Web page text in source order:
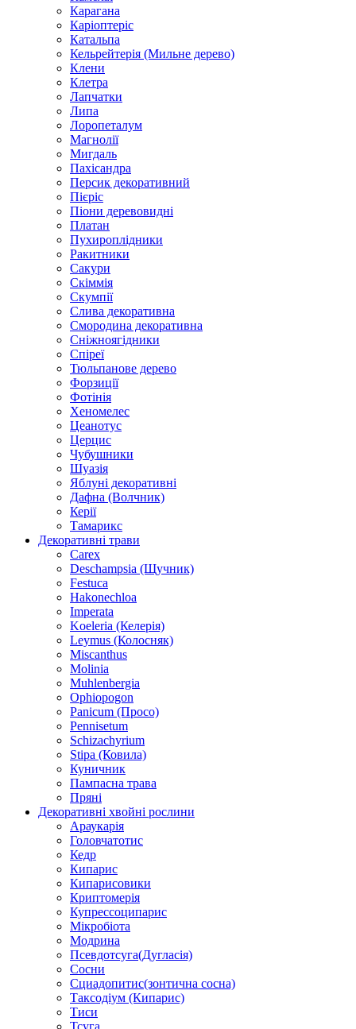
Карагана
Каріоптеріс
Катальпа
Кельрейтерія (Мильне дерево)
Клени
Клетра
Лапчатки
Липа
Лоропеталум
Магнолії
Мигдаль
Пахісандра
Персик декоративний
Пієріс
Піони деревовидні
Платан
Пухироплідники
Ракитники
Сакури
Скіммія
Скумпії
Слива декоративна
Смородина декоративна
Сніжноягідники
Спіреї
Тюльпанове дерево
Форзиції
Фотінія
Хеномелес
Цеанотус
Церцис
Чубушники
Шуазія
Яблуні декоративні
Дафна (Волчник)
Керії
Тамарикс
Декоративні трави
Carex
Deschampsia (Щучник)
Festuca
Hakonechloa
Imperata
Koeleria (Келерія)
Leymus (Колосняк)
Miscanthus
Molinia
Muhlenbergia
Ophiopogon
Panicum (Просо)
Pennisetum
Schizachyrium
Stipa (Ковила)
Куничник
Пампасна трава
Пряні
Декоративні хвойні рослини
Араукарія
Головчатотис
Кедр
Кипарис
Кипарисовики
Криптомерія
Купрессоципарис
Мікробіота
Модрина
Псевдотсуга(Дугласія)
Сосни
Сциадопитис(зонтична сосна)
Таксодіум (Кипарис)
Тиси
Тсуга